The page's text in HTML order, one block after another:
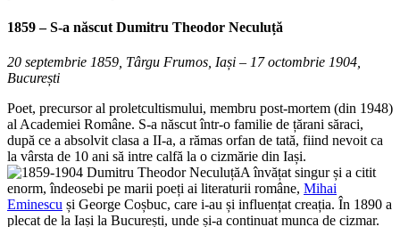
1859 – S-a născut Dumitru Theodor Neculuță
20 septembrie 1859, Târgu Frumos, Iași – 17 octombrie 1904,
București
Poet, precursor al proletcultismului, membru post-mortem (din 1948)
al Academiei Române. S-a născut într-o familie de țărani săraci,
după ce a absolvit clasa a II-a, a rămas orfan de tată, fiind nevoit ca
la vârsta de 10 ani să intre calfă la o cizmărie din Iași.
A învățat singur și a citit
enorm, îndeosebi pe marii poeți ai literaturii române, Mihai
Eminescu și George Coșbuc, care i-au și influențat creația. În 1890 a
plecat de la Iași la București, unde și-a continuat munca de cizmar.